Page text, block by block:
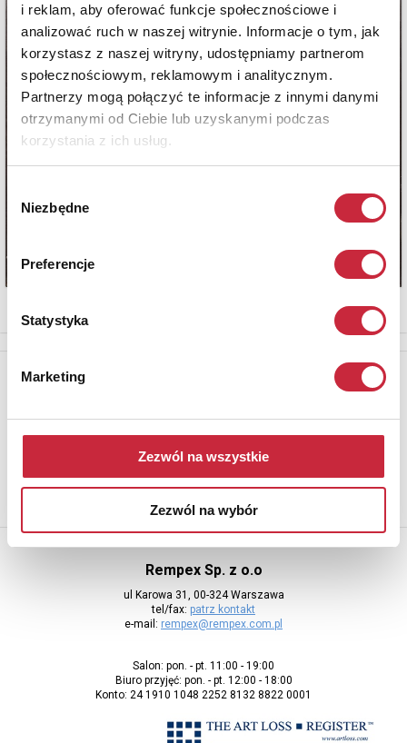
i reklam, aby oferować funkcje społecznościowe i
analizować ruch w naszej witrynie. Informacje o tym, jak
korzystasz z naszej witryny, udostępniamy partnerom
społecznościowym, reklamowym i analitycznym.
Partnerzy mogą połączyć te informacje z innymi danymi
otrzymanymi od Ciebie lub uzyskanymi podczas
korzystania z ich usług.
zgody
Niezbędne
Preferencje
Statystyka
Marketing
Zezwól na wszystkie
Zezwól na wybór
adres e-mail
Rempex Sp. z o.o
ul Karowa 31, 00-324 Warszawa
tel/fax: patrz kontakt
e-mail: rempex@rempex.com.pl
Salon: pon. - pt. 11:00 - 19:00
Biuro przyjęć: pon. - pt. 12:00 - 18:00
Konto: 24 1910 1048 2252 8132 8822 0001